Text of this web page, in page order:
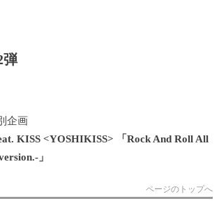
弾
企画
KISS <YOSHIKISS> 「Rock And Roll All
」
ページのトップへ